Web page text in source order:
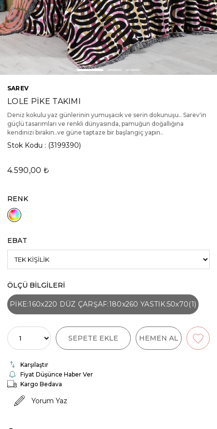
SAREV
LOLE PİKE TAKIMI
Deniz kokulu yaz günlerinin yumuşacık ve serin dokunuşu.. Sarev'in
güçlü tasarımları ve renkli dünyasında, pamuğun doğallığına
kendinizi bırakın..ve güne taptaze bir başlangıç yapın..
Stok Kodu (3199390)
4.590,00 ₺
RENK
EBAT
ÖLÇÜ BİLGİLERİ
PİKE:160x220 DÜZ ÇARŞAF:180x260 YASTIK:50x70(1)
Karşılaştır
Fiyat Düşünce Haber Ver
Kargo Bedava
Yorum Yaz